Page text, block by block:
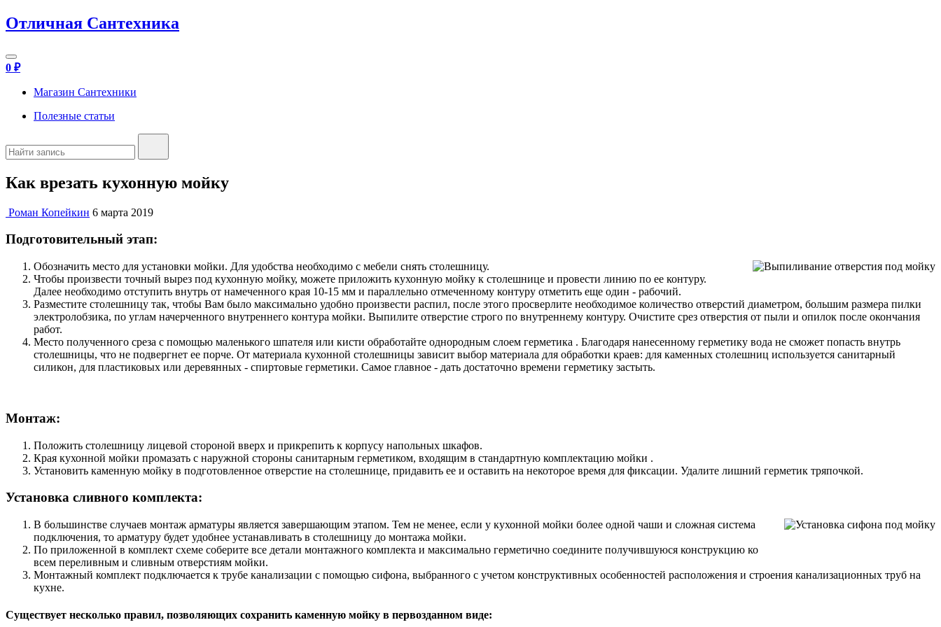
Отличная Сантехника
0 ₽
Магазин Сантехники
Полезные статьи
Как врезать кухонную мойку
Роман Копейкин 6 марта 2019
Подготовительный этап:
Обозначить место для установки мойки. Для удобства необходимо с мебели снять столешницу.
Чтобы произвести точный вырез под кухонную мойку, можете приложить кухонную мойку к столешнице и провести линию по ее контуру.
Далее необходимо отступить внутрь от намеченного края 10-15 мм и параллельно отмеченному контуру отметить еще один - рабочий.
Разместите столешницу так, чтобы Вам было максимально удобно произвести распил, после этого просверлите необходимое количество отверстий диаметром, большим размера пилки
электролобзика, по углам начерченного внутреннего контура мойки. Выпилите отверстие строго по внутреннему контуру. Очистите срез отверстия от пыли и опилок после окончания
работ.
Место полученного среза с помощью маленького шпателя или кисти обработайте однородным слоем герметика . Благодаря нанесенному герметику вода не сможет попасть внутрь
столешницы, что не подвергнет ее порче. От материала кухонной столешницы зависит выбор материала для обработки краев: для каменных столешниц используется санитарный
силикон, для пластиковых или деревянных - спиртовые герметики. Самое главное - дать достаточно времени герметику застыть.
Монтаж:
Положить столешницу лицевой стороной вверх и прикрепить к корпусу напольных шкафов.
Края кухонной мойки промазать с наружной стороны санитарным герметиком, входящим в стандартную комплектацию мойки .
Установить каменную мойку в подготовленное отверстие на столешнице, придавить ее и оставить на некоторое время для фиксации. Удалите лишний герметик тряпочкой.
Установка сливного комплекта:
В большинстве случаев монтаж арматуры является завершающим этапом. Тем не менее, если у кухонной мойки более одной чаши и сложная система
подключения, то арматуру будет удобнее устанавливать в столешницу до монтажа мойки.
По приложенной в комплект схеме соберите все детали монтажного комплекта и максимально герметично соедините получившуюся конструкцию ко
всем переливным и сливным отверстиям мойки.
Монтажный комплект подключается к трубе канализации с помощью сифона, выбранного с учетом конструктивных особенностей расположения и строения канализационных труб на
кухне.
Существует несколько правил, позволяющих сохранить каменную мойку в первозданном виде: